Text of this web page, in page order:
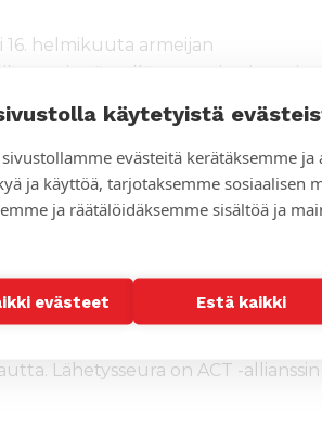
käytetyistä
evästeitä kerätäksemme
ja käyttöä, tarjotaksemme sosiaalisen
ja räätälöidäksemme sisältöä ja
evästeet Estä kaikki
16. helmikuuta armeijan
säteellä asuntoja, virastoja,
ihmistä kuoli, 4000 jäi kodittomiksi.
Tanganyika Christian
asuvien pakolaisten parissa.
voidakseen avustaa 1 500
vettä ja muita
sitä tarvitseville.
maailmanliiton Kolumbian
keskinäisen katastrofi- ja
Lähetysseura on ACT -allianssin